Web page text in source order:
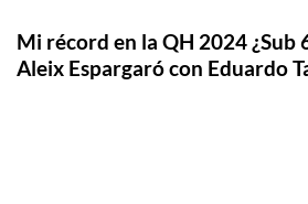
Mi récord en la QH 2024 ¿Sub
Aleix Espargaró con Eduardo